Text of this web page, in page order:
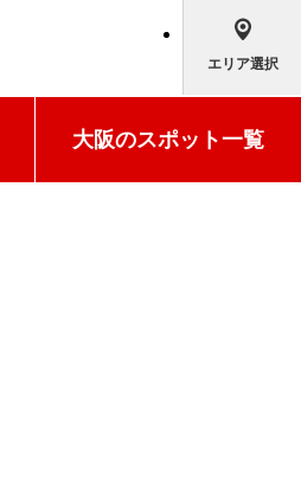
エリア選択
大阪のスポット一覧